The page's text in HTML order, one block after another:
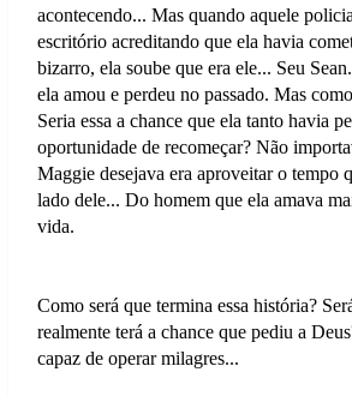
acontecendo... Mas quando aquele
escritório acreditando que ela havia
bizarro, ela soube que era ele... Seu
ela amou e perdeu no passado. Mas
Seria essa a chance que ela tanto havia
oportunidade de recomeçar? Não
Maggie desejava era aproveitar o tempo
lado dele... Do homem que ela amava
vida.
Como será que termina essa história?
realmente terá a chance que pediu a
capaz de operar milagres...